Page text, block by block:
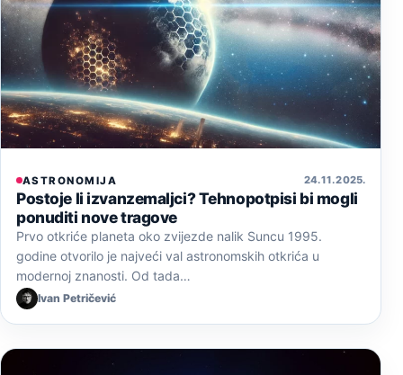
ASTRONOMIJA 24. 11. 2025.
Postoje li izvanzemaljci? Tehnopotpisi bi mogli
ponuditi nove tragove
Prvo otkriće planeta oko zvijezde nalik Suncu 1995.
godine otvorilo je najveći val astronomskih otkrića u
modernoj znanosti. Od tada…
Ivan Petričević